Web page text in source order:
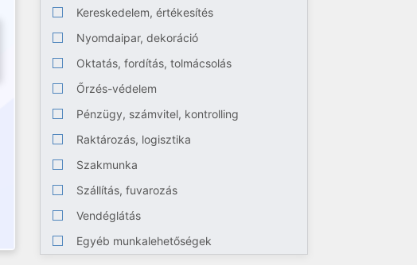
Kereskedelem, értékesítés
Nyomdaipar, dekoráció
Oktatás, fordítás, tolmácsolás
Őrzés-védelem
Pénzügy, számvitel, kontrolling
Raktározás, logisztika
Szakmunka
Szállítás, fuvarozás
Vendéglátás
Egyéb munkalehetőségek